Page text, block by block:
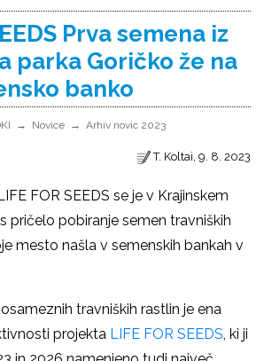
Prva semena iz
parka Goričko že na
banko
Novice Arhiv novic 2023
T. Koltai, 9. 8. 2023
FOR SEEDS se je v Krajinskem
pričelo pobiranje semen travniških
mesto našla v semenskih bankah v
travniških rastlin je ena
projekta LIFE FOR SEEDS, ki ji